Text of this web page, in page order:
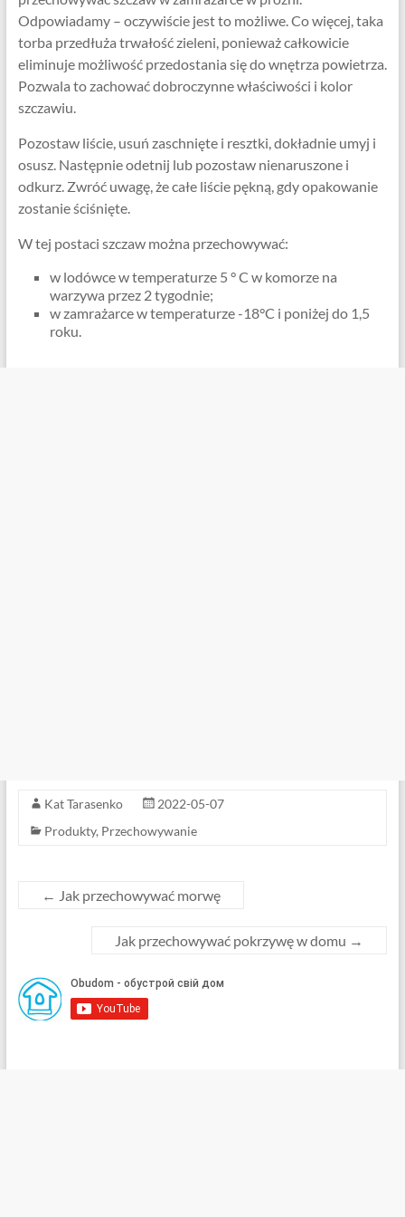
Odpowiadamy – oczywiście jest to możliwe. Co więcej, taka
torba przedłuża trwałość zieleni, ponieważ całkowicie
eliminuje możliwość przedostania się do wnętrza powietrza.
Pozwala to zachować dobroczynne właściwości i kolor
szczawiu.
Pozostaw liście, usuń zaschnięte i resztki, dokładnie umyj i
osusz. Następnie odetnij lub pozostaw nienaruszone i
odkurz. Zwróć uwagę, że całe liście pękną, gdy opakowanie
zostanie ściśnięte.
W tej postaci szczaw można przechowywać:
w lodówce w temperaturze 5 ° C w komorze na
warzywa przez 2 tygodnie;
w zamrażarce w temperaturze -18°C i poniżej do 1,5
roku.
Kat Tarasenko
2022-05-07
Produkty, Przechowywanie
← Jak przechowywać morwę
Jak przechowywać pokrzywę w domu →